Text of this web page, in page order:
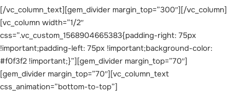
[/vc_column_text][gem_divider margin_top=”300″][/vc_column]
[vc_column width=”1/2″
css=”.vc_custom_1568904665383{padding-right: 75px
!important;padding-left: 75px !important;background-color:
#f0f3f2 !important;}”][gem_divider margin_top=”70″]
[gem_divider margin_top=”70″][vc_column_text
css_animation=”bottom-to-top”]